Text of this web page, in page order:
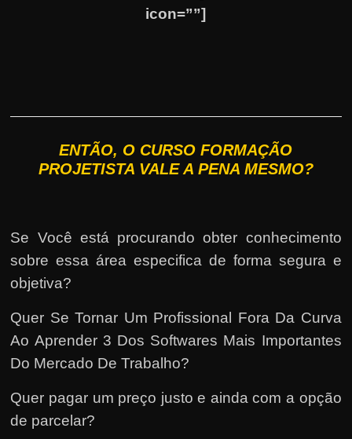
icon=””]
ENTÃO, O CURSO FORMAÇÃO
PROJETISTA VALE A PENA MESMO?
Se Você está procurando obter conhecimento
sobre essa área especifica de forma segura e
objetiva?
Quer Se Tornar Um Profissional Fora Da Curva
Ao Aprender 3 Dos Softwares Mais Importantes
Do Mercado De Trabalho?
Quer pagar um preço justo e ainda com a opção
de parcelar?